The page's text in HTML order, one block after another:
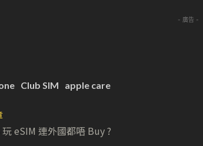
- 廣告 -
Club SIM apple care
eSIM 連外國都唔 Buy ?